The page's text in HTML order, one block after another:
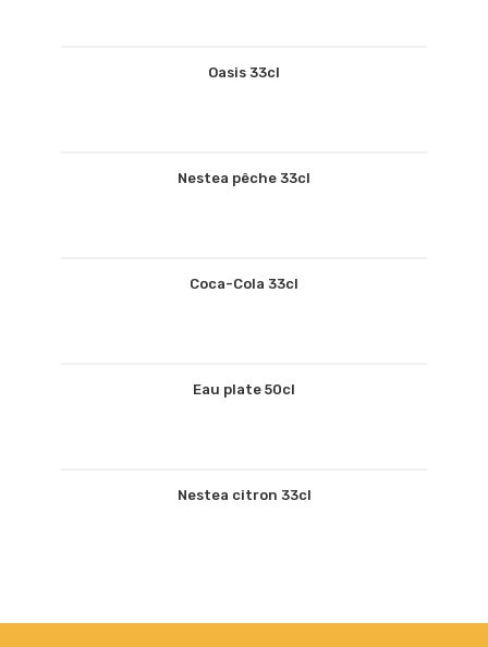
Oasis 33cl
Nestea pêche 33cl
Coca-Cola 33cl
Eau plate 50cl
Nestea citron 33cl